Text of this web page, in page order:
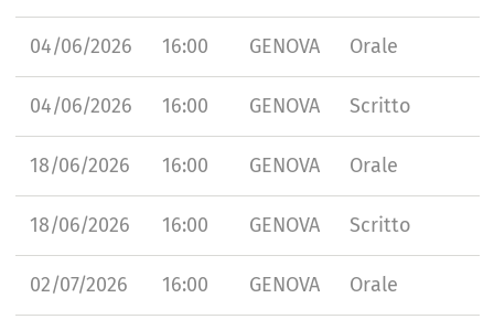
04/06/2026 16:00 GENOVA Orale
04/06/2026 16:00 GENOVA Scritto
18/06/2026 16:00 GENOVA Orale
18/06/2026 16:00 GENOVA Scritto
02/07/2026 16:00 GENOVA Orale